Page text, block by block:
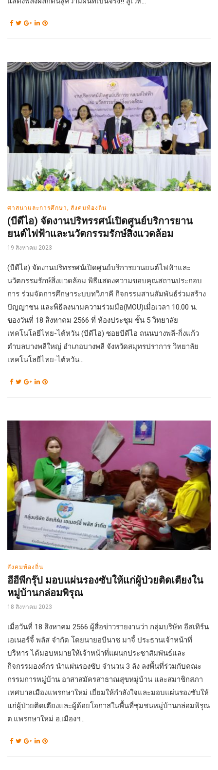
ศาสนาและการศึกษา, สังคมท้องถิ่น
(บีดีไอ) จัดงานปริทรรศน์เปิดศูนย์บริการยาน
ยนต์ไฟฟ้าและนวัตกรรมรักษ์สิ่งแวดล้อม
19 สิงหาคม 2023
(บีดีไอ) จัดงานปริทรรศน์เปิดศูนย์บริการยานยนต์ไฟฟ้าและ
นวัตกรรมรักษ์สิ่งแวดล้อม พิธีแสดงความขอบคุณสถานประกอบ
การ ร่วมจัดการศึกษาระบบทวิภาคี กิจกรรมสานสัมพันธ์ร่วมสร้าง
ปัญญาชน และพิธีลงนามความร่วมมือ(MOU)เมื่อเวลา 10.00 น.
ของวันที่ 18 สิงหาคม 2566 ที่ ห้องประชุม ชั้น 5 วิทยาลัย
เทคโนโลยีไทย-ไต้หวัน (บีดีไอ) ซอยบีดีไอ ถนนบางพลี-กิ่งแก้ว
ตำบลบางพลีใหญ่ อำเภอบางพลี จังหวัดสมุทรปราการ วิทยาลัย
เทคโนโลยีไทย-ไต้หวัน...
สังคมท้องถิ่น
อีอีพีกรุ๊ป มอบแผ่นรองซับให้แก่ผู้ป่วยติดเตียงใน
หมู่บ้านกล่อมพิรุณ
18 สิงหาคม 2023
เมื่อวันที่ 18 สิงหาคม 2566 ผู้สื่อข่าวรายงานว่า กลุ่มบริษัท อีสเทิร์น
เอเนอร์จี้ พลัส จำกัด โดยนายอบีนาช มาจี้ ประธานเจ้าหน้าที่
บริหาร ได้มอบหมายให้เจ้าหน้าที่แผนกประชาสัมพันธ์และ
กิจกรรมองค์กร นำแผ่นรองซับ จำนวน 3 ลัง ลงพื้นที่ร่วมกับคณะ
กรรมการหมู่บ้าน อาสาสมัครสาธาณสุขหมู่บ้าน และสมาชิกสภา
เทศบาลเมืองแพรกษาใหม่ เยี่ยมให้กำลังใจและมอบแผ่นรองซับให้
แก่ผู้ป่วยติดเตียงและผู้ด้อยโอกาสในพื้นที่ชุมชนหมู่บ้านกล่อมพิรุณ
ต.แพรกษาใหม่ อ.เมืองฯ...